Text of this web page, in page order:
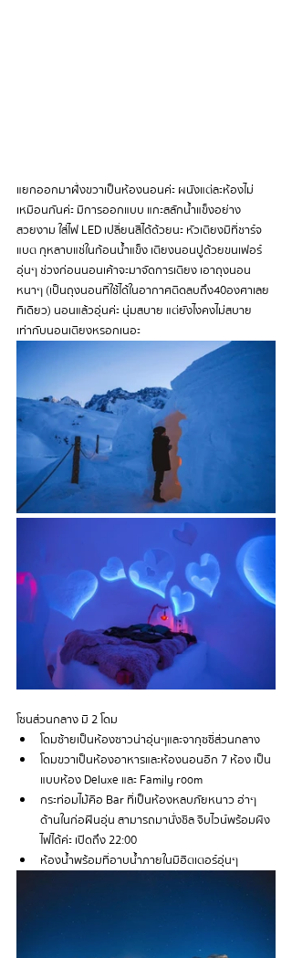
แยกออกมาฝั่งขวาเป็นห้องนอนค่ะ ผนังแต่ละห้องไม่
เหมือนกันค่ะ มีการออกแบบ แกะสลักน้ำแข็งอย่าง
สวยงาม ใส่ไฟ LED เปลี่ยนสีได้ด้วยนะ หัวเตียงมีที่ชาร์จ
แบต กุหลาบแช่ในก้อนน้ำแข็ง เตียงนอนปูด้วยขนเฟอร์
อุ่นๆ ช่วงก่อนนอนเค้าจะมาจัดการเตียง เอาถุงนอน
หนาๆ (เป็นถุงนอนที่ใช้ได้ในอากาศติดลบถึง40องศาเลย
ทีเดียว) นอนแล้วอุ่นค่ะ นุ่มสบาย แต่ยังไงคงไม่สบาย
เท่ากับนอนเตียงหรอกเนอะ
โซนส่วนกลาง มี 2 โดม
โดมซ้ายเป็นห้องซาวน่าอุ่นๆและจากุซซี่ส่วนกลาง
โดมขวาเป็นห้องอาหารและห้องนอนอีก 7 ห้อง เป็น
แบบห้อง Deluxe และ Family room
กระท่อมไม้คือ Bar ที่เป็นห้องหลบภัยหนาว ฮ่าๆ
ด้านในก่อฝืนอุ่น สามารถมานั่งชิล จิบไวน์พร้อมผิง
ไฟได้ค่ะ เปิดถึง 22:00
ห้องน้ำพร้อมที่อาบน้ำภายในมีฮิตเตอร์อุ่นๆ